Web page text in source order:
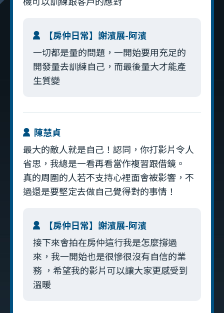
【房仲日常】謝濱展-阿濱
一切都是量的問題，一開始要用充足的
開發量去訓練自己，而最後量大才能產
生質變
陳慧貞
最大的敵人就是自己！認同，你打影片令人
省思，我總是一看再看當作複習跟借鏡。
真的周圍的人若不支持心裡面會被影響，不
過還是要堅定去做自己覺得對的事情！
【房仲日常】謝濱展-阿濱
接下來會拍在房仲這行我是怎麼撐過
來，我一開始也是很慘很沒有自信的業
務 ，希望我的影片可以讓大家更感受到
溫暖